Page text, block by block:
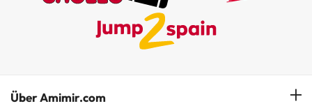
Über Amimir.com